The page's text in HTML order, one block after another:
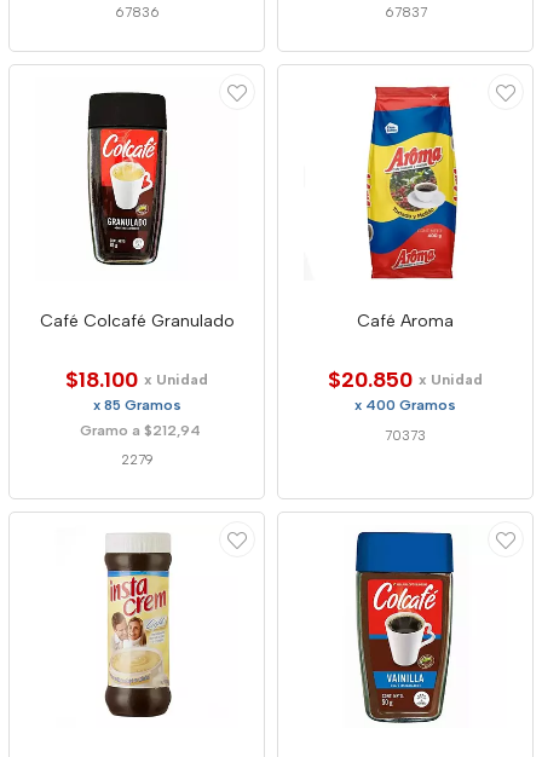
67836 67837
Café Colcafé Granulado
$18.100 x Unidad
x 85 Gramos
Gramo a $212,94
2279
Café Aroma
$20.850 x Unidad
x 400 Gramos
70373